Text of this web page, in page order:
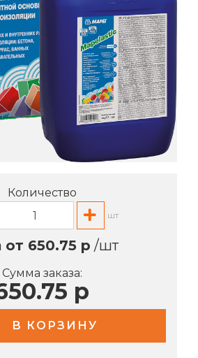
Количество
шт
от 650.75 р /шт
Сумма заказа:
р
В КОРЗИНУ